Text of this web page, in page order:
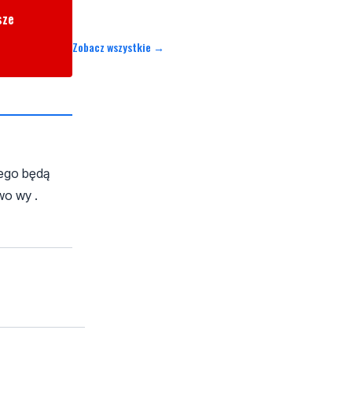
będą
wy .
Zobacz wszystkie →